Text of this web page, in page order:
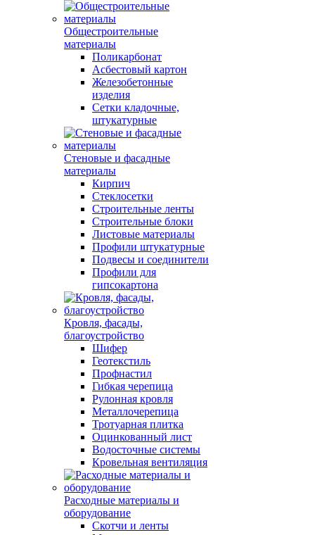
Общестроительные
материалы
Поликарбонат
Асбестовый картон
Железобетонные
изделия
Сетки кладочные,
штукатурные
Стеновые и фасадные
материалы
Кирпич
Стеклосетки
Строительные ленты
Строительные блоки
Листовые материалы
Профили штукатурные
Подвесы и соединители
Профили для
гипсокартона
Кровля, фасады,
благоустройство
Шифер
Геотекстиль
Профнастил
Гибкая черепица
Рулонная кровля
Металлочерепица
Тротуарная плитка
Оцинкованный лист
Водосточные системы
Кровельная вентиляция
Расходные материалы и
оборудование
Скотчи и ленты